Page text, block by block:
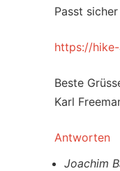
Passt
https://
Beste
Karl
Antworten
Joachim